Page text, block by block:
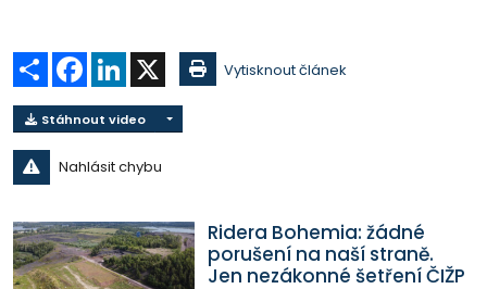
Sdílet Facebook
LinkedIn Vytisknout článek
Stáhnout video
Nahlásit chybu
Ridera Bohemia: žádné
porušení na naší straně.
Jen nezákonné šetření ČIŽP